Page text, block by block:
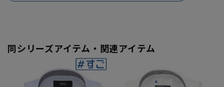
同シリーズアイテム・関連アイテム